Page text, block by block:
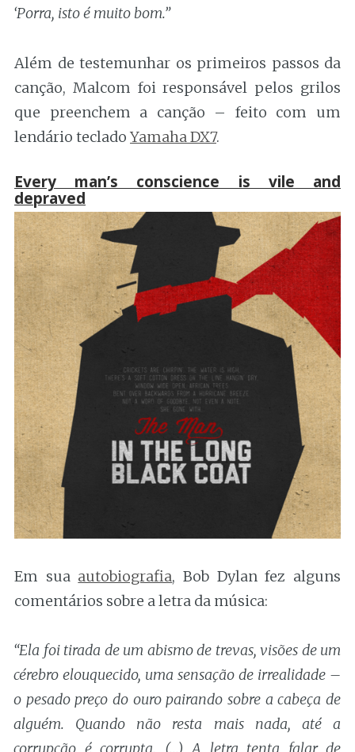
‘Porra, isto é muito bom.”
Além de testemunhar os primeiros passos da
canção, Malcom foi responsável pelos grilos
que preenchem a canção – feito com um
lendário teclado Yamaha DX7.
Every man’s conscience is vile and
depraved
Em sua autobiografia, Bob Dylan fez alguns
comentários sobre a letra da música:
“Ela foi tirada de um abismo de trevas, visões de um
cérebro elouquecido, uma sensação de irrealidade –
o pesado preço do ouro pairando sobre a cabeça de
alguém. Quando não resta mais nada, até a